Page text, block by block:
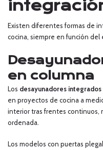
Existen diferentes formas de
cocina, siempre en función del
en columna
Los desayunadores
en proyectos de cocina a
interior tras frentes continuos,
ordenada.
Los modelos con puertas